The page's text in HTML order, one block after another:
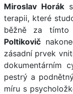
Miroslav Horák
terapii, které
běžně za tímto
Poltikovič
zásadní prvek
dokumentárním
pestrý a
míru s